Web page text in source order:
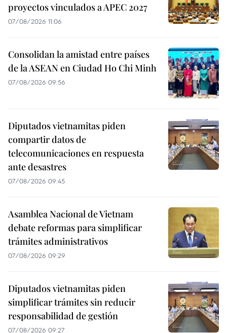
proyectos vinculados a APEC 2027
07/08/2026 11:06
Consolidan la amistad entre países
de la ASEAN en Ciudad Ho Chi Minh
07/08/2026 09:56
Diputados vietnamitas piden
compartir datos de
telecomunicaciones en respuesta
ante desastres
07/08/2026 09:45
Asamblea Nacional de Vietnam
debate reformas para simplificar
trámites administrativos
07/08/2026 09:29
Diputados vietnamitas piden
simplificar trámites sin reducir
responsabilidad de gestión
07/08/2026 09:27